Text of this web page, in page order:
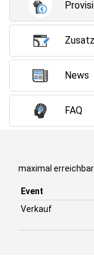
News
FAQ
maximal
Event
Verkauf